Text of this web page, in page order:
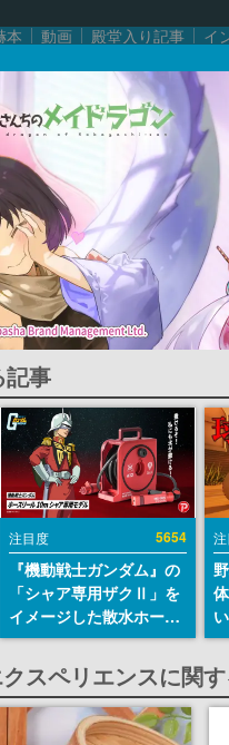
本 動画 殿堂入り記事 イ
記事
注目度 5654
『機動戦士ガンダム』の
「シャア専用ザクⅡ」を
イメージした散水ホース
リールが予約開始。本体
にはシャアのパーソナル
マークやジオン公国軍の
エンブレム、型式番号な
どを配置
スペリエンスに関